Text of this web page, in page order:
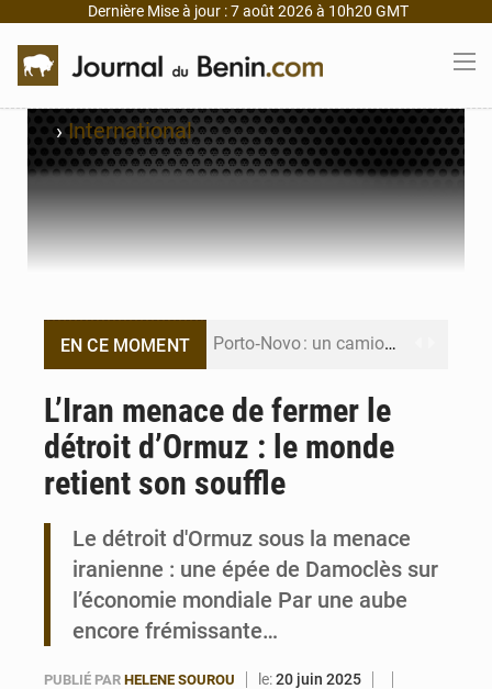
Dernière Mise à jour : 7 août 2026 à 10h20 GMT
›International
EN CE MOMENT Porto‑Novo : un camion de produits pétroliers embrase Avakpa
Bénin : Djogbénou inspecte le chantier du siège de l’Assemblée
Bénin : Le CEG La Verdure de Ouèdo fait sa mue pour la rentrée
L’Iran menace de fermer le
détroit d’Ormuz : le monde
retient son souffle
Le détroit d'Ormuz sous la menace
iranienne : une épée de Damoclès sur
l’économie mondiale Par une aube
encore frémissante…
PUBLIÉ PAR HELENE SOUROU le:20 juin 2025